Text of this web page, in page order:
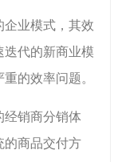
企业模式，其效
迭代的新商业模
的效率问题。
经销商分销体
的商品交付方